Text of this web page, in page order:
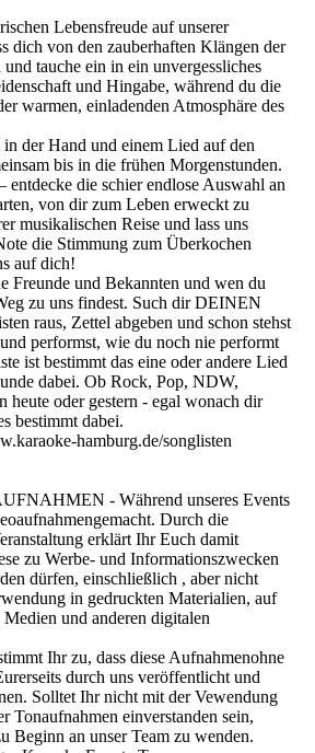
Lebensfreude auf unserer
dich von den zauberhaften Klängen der
tauche ein in ein unvergessliches
und Hingabe, während du die
warmen, einladenden Atmosphäre des
der Hand und einem Lied auf den
bis in die frühen Morgenstunden.
entdecke die schier endlose Auswahl an
von dir zum Leben erweckt zu
musikalischen Reise und lass uns
die Stimmung zum Überkochen
auf dich!
Freunde und Bekannten und wen du
zu uns findest. Such dir DEINEN
raus, Zettel abgeben und schon stehst
performst, wie du noch nie performt
ist bestimmt das eine oder andere Lied
dabei. Ob Rock, Pop, NDW,
heute oder gestern - egal wonach dir
bestimmt dabei.
hamburg.de/songlisten
- Während unseres Events
Durch die
erklärt Ihr Euch damit
zu Werbe- und Informationszwecken
dürfen, einschließlich , aber nicht
in gedruckten Materialien, auf
und anderen digitalen
Ihr zu, dass diese Aufnahmenohne
durch uns veröffentlicht und
Solltet Ihr nicht mit der Vewendung
Tonaufnahmen einverstanden sein,
Beginn an unser Team zu wenden.